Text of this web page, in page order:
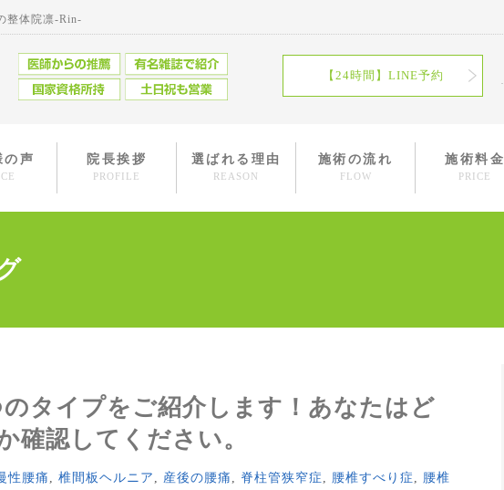
整体院凛-Rin-
【24時間】LINE予約
の声 院長挨拶
PROFILE
選ばれる理由
REASON
施術の流れ
FLOW
施術料金
PRICE
のタイプをご紹介します！あなたはど
確認してください。
性腰痛 椎間板ヘルニア 産後の腰痛 脊柱管狭窄症 腰椎すべり症
腰椎